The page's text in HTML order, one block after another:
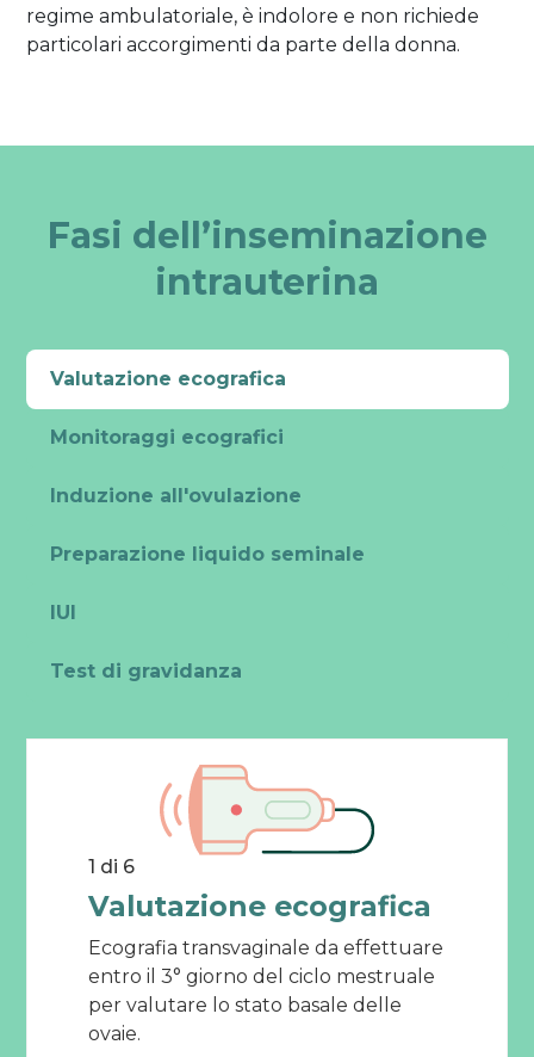
regime ambulatoriale, è indolore e non richiede
particolari accorgimenti da parte della donna.
Fasi dell’inseminazione
intrauterina
Valutazione ecografica
Monitoraggi ecografici
Induzione all'ovulazione
Preparazione liquido seminale
IUI
Test di gravidanza
1 di 6
Valutazione ecografica
Ecografia transvaginale da effettuare
entro il 3° giorno del ciclo mestruale
per valutare lo stato basale delle
ovaie.
VISITE ONLINE